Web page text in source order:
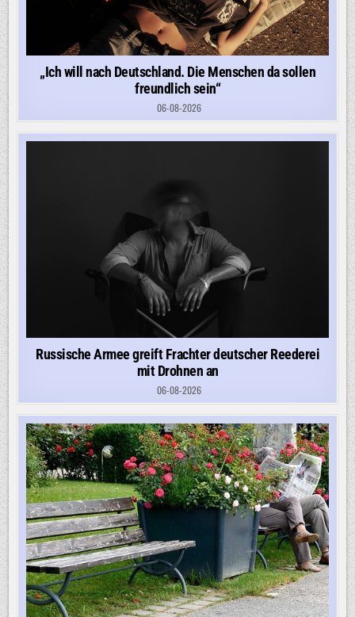
„Ich will nach Deutschland. Die Menschen da sollen
freundlich sein“
06-08-2026
Russische Armee greift Frachter deutscher Reederei
mit Drohnen an
06-08-2026